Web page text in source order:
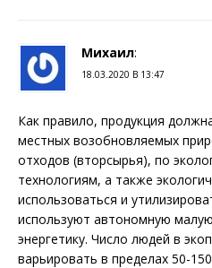
Михаил:
18.03.2020 В 13:47
Как правило, продукция
местных возобновляемых
отходов (вторсырья), по
технологиям, а также
использоваться и
используют автономную
энергетику. Число людей в
варьировать в пределах 50-